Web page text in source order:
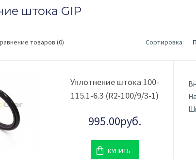
штока GIP
товаров (0) Сортировка:
Уплотнение штока 100-
115.1-6.3 (R2-100/9/3-1)
995.00руб.
КУПИТЬ